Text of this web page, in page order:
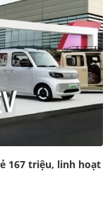
167 triệu, linh hoạt